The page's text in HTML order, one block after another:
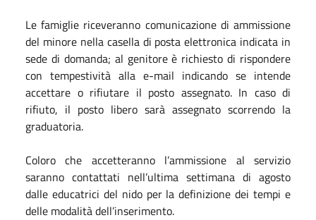
Le famiglie riceveranno comunicazione di ammissione
del minore nella casella di posta elettronica indicata in
sede di domanda; al genitore è richiesto di rispondere
con tempestività alla e-mail indicando se intende
accettare o rifiutare il posto assegnato. In caso di
rifiuto, il posto libero sarà assegnato scorrendo la
graduatoria.
Coloro che accetteranno l’ammissione al servizio
saranno contattati nell’ultima settimana di agosto
dalle educatrici del nido per la definizione dei tempi e
delle modalità dell’inserimento.